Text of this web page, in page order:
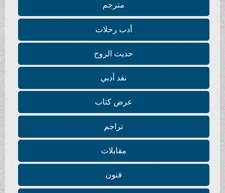
مترجم
أدب رحلات
حديث الروح
نقد أدبي
عرض كتاب
تراجم
مقابلات
فنون